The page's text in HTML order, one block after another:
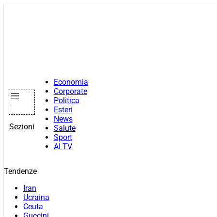
Sezioni
Economia
Corporate
Politica
Esteri
News
Salute
Sport
AI TV
Tendenze
Iran
Ucraina
Ceuta